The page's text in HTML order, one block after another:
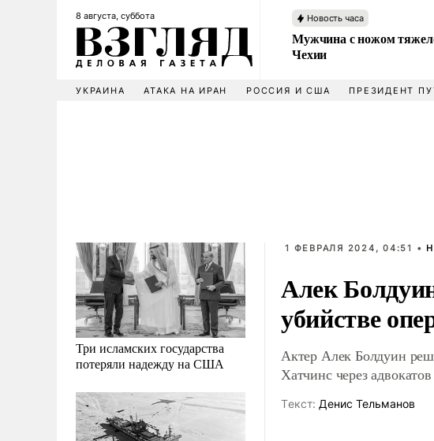
8 августа, суббота Новость часа
Мужчина с ножом
Чехии
УКРАИНА АТАКА НА ИРАН РОССИЯ И США ПРЕЗИДЕНТ
Три исламских государства
потеряли надежду на США
1 ФЕВРАЛЯ 2024, 04:51 •
Алек
убийстве
Актер Алек Болдуин
Хатчинс через адвокатов
Tекст: Денис Тельманов